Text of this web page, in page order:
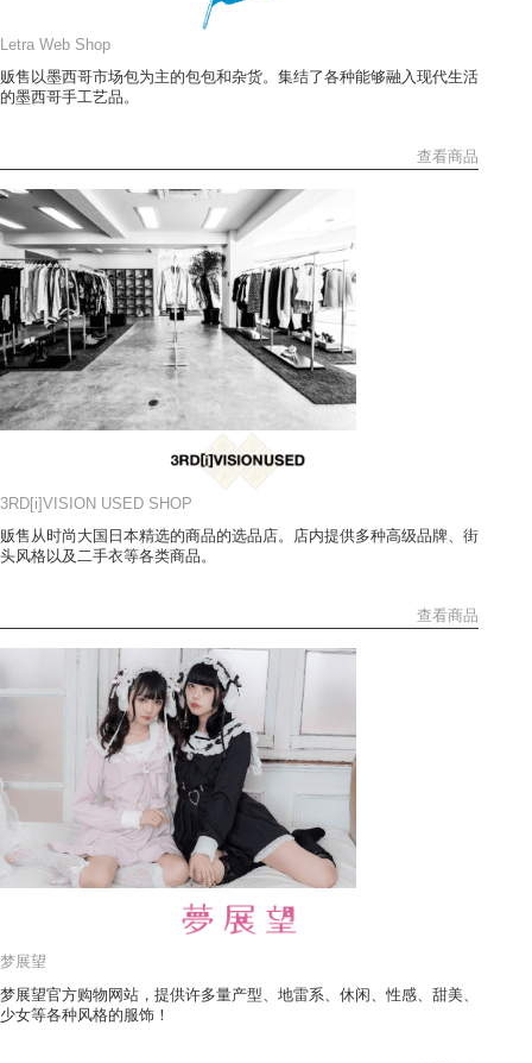
Letra Web Shop
贩售以墨西哥市场包为主的包包和杂货。集结了各种能够融入现代生活
的墨西哥手工艺品。
查看商品
3RD[i]VISION USED SHOP
贩售从时尚大国日本精选的商品的选品店。店内提供多种高级品牌、街
头风格以及二手衣等各类商品。
查看商品
梦展望
梦展望官方购物网站，提供许多量产型、地雷系、休闲、性感、甜美、
少女等各种风格的服饰！